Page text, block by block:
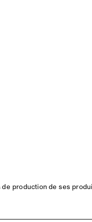
production de ses